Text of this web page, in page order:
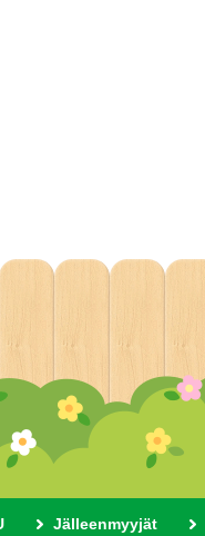
Jälleenmyyjät